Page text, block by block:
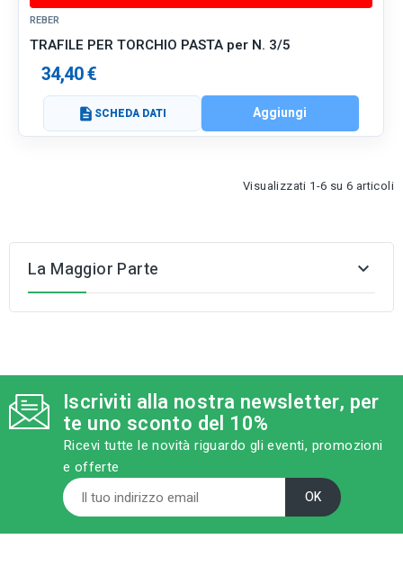
REBER
TRAFILE PER TORCHIO PASTA per N. 3/5
34,40 €
description SCHEDA DATI Aggiungi
Visualizzati 1-6 su 6 articoli
La Maggior Parte 
Iscriviti alla nostra newsletter, per
te uno sconto del 10%
Ricevi tutte le novità riguardo gli eventi, promozioni
e offerte